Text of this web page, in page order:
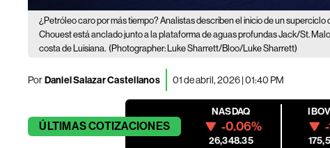
¿Petróleo caro por más tiempo? Analistas describen el inicio de un superciclo
Chouest está anclado junto a la plataforma de aguas profundas Jack/St.
costa de Luisiana. (Photographer: Luke Sharrett/Bloo/Luke Sharrett)
PorDaniel Salazar Castellanos 01 de abril, 2026 | 01:40 PM
ÚLTIMASCOTIZACIONES
NASDAQ
-0.06%
26,348.35